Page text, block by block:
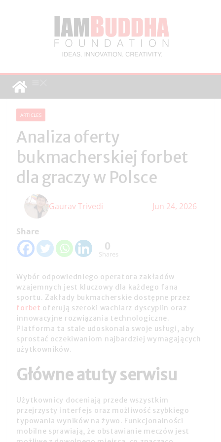
ARTICLES
Analiza oferty
bukmacherskiej forbet
dla graczy w Polsce
Gaurav Trivedi Jun 24, 2026
Share
0
Shares
Wybór odpowiedniego operatora zakładów
wzajemnych jest kluczowy dla każdego fana
sportu. Zakłady bukmacherskie dostępne przez
forbet oferują szeroki wachlarz dyscyplin oraz
innowacyjne rozwiązania technologiczne.
Platforma ta stale udoskonala swoje usługi, aby
sprostać oczekiwaniom najbardziej wymagających
użytkowników.
Główne atuty serwisu
Użytkownicy doceniają przede wszystkim
przejrzysty interfejs oraz możliwość szybkiego
typowania wyników na żywo. Funkcjonalności
mobilne sprawiają, że obstawianie meczów jest